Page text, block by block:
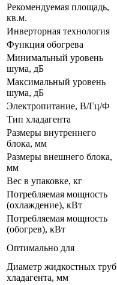
Рекомендуемая площадь,
кв.м.
Инверторная технология
Функция обогрева
Минимальный уровень
шума, дБ
Максимальный уровень
шума, дБ
Электропитание, В/Гц/Ф
Тип хладагента
Размеры внутреннего
блока, мм
Размеры внешнего блока,
мм
Вес в упаковке, кг
Потребляемая мощность
(охлаждение), кВт
Потребляемая мощность
(обогрев), кВт
Оптимально для
Диаметр жидкостных труб
хладагента, мм